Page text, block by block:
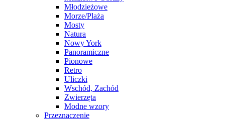
Młodzieżowe
Morze/Plaża
Mosty
Natura
Nowy York
Panoramiczne
Pionowe
Retro
Uliczki
Wschód, Zachód
Zwierzęta
Modne wzory
Przeznaczenie